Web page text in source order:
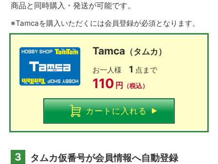
商品と同時購入・発送が可能です。
※Tamcaを購入いただくには会員登録が必須となります。
Tamca （タムカ）
お一人様 1 点まで
110 円 （税込）
カートに入れる
3 タムカ仮番号が会員情報へ自動登録